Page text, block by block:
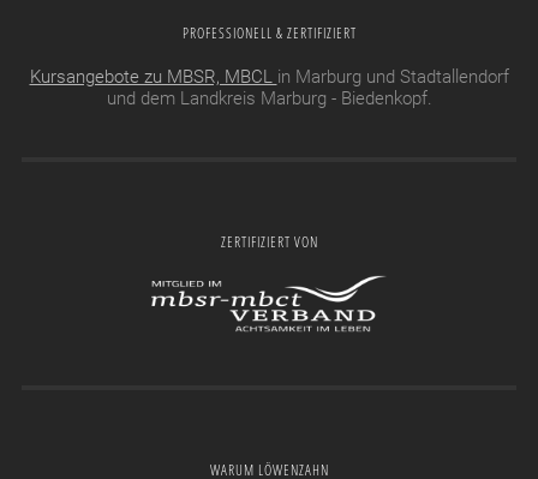
PROFESSIONELL & ZERTIFIZIERT
Kursangebote zu MBSR, MBCL in Marburg und Stadtallendorf
und dem Landkreis Marburg - Biedenkopf.
ZERTIFIZIERT VON
WARUM LÖWENZAHN